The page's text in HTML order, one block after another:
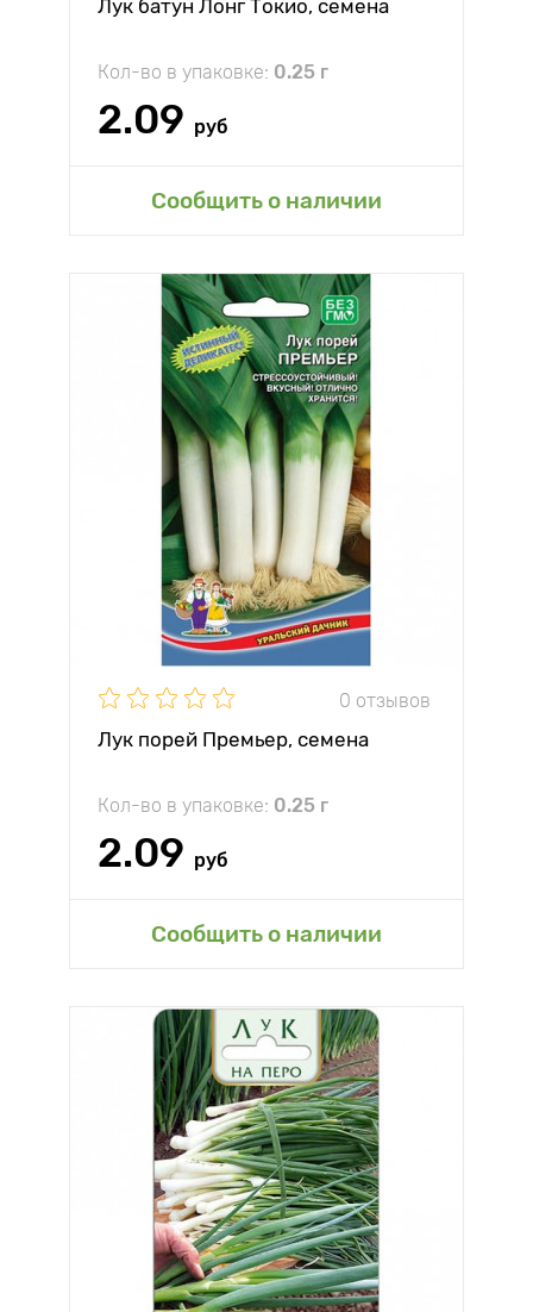
Лук батун Лонг Токио, семена
Кол-во в упаковке: 0.25 г
2.09 руб
Сообщить о наличии
0 отзывов
Лук порей Премьер, семена
Кол-во в упаковке: 0.25 г
2.09 руб
Сообщить о наличии